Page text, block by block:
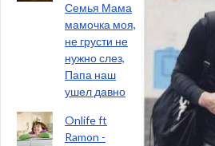
Семья Мама
мамочка моя,
не грусти не
нужно слез,
Папа наш
ушел давно
Onlife ft
Ramon -